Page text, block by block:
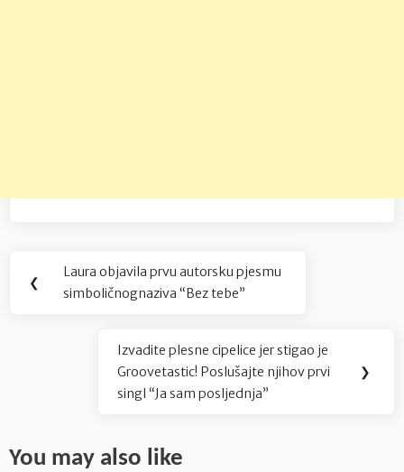
Navigacija
objava
❮
Previous
Post:
Laura objavila prvu autorsku pjesmu
simboličnognaziva “Bez tebe”
Next
Post:
Izvadite plesne cipelice jer stigao je
Groovetastic! Poslušajte njihov prvi
singl “Ja sam posljednja”
❯
You may also like